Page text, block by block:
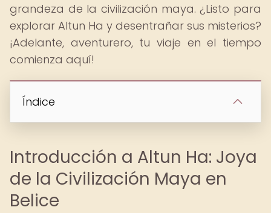
grandeza de la civilización maya. ¿Listo para
explorar Altun Ha y desentrañar sus misterios?
¡Adelante, aventurero, tu viaje en el tiempo
comienza aquí!
Índice
Introducción a Altun Ha: Joya
de la Civilización Maya en
Belice